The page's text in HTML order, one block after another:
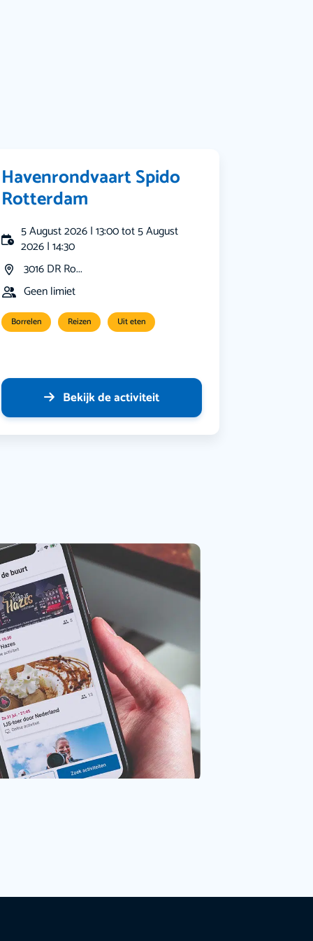
Havenrondvaart Spido
Rotterdam
5 August 2026 | 13:00 tot 5 August
2026 | 14:30
3016 DR Ro...
Geen limiet
Borrelen Reizen Uit eten
Bekijk de activiteit